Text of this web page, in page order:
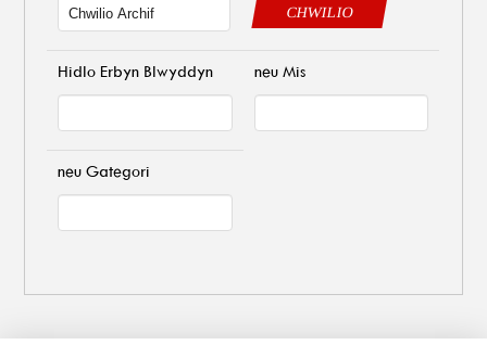
CHWILIO
Hidlo Erbyn Blwyddyn neu Mis
neu Gategori